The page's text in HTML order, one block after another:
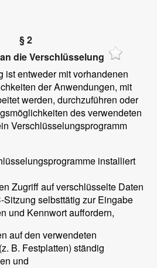
§ 2
die Verschlüsselung
ist entweder mit vorhandenen
der Anwendungen, mit
werden, durchzuführen oder
des verwendeten
Verschlüsselungsprogramm
installiert
Zugriff auf verschlüsselte Daten
selbsttätig zur Eingabe
und Kennwort auffordern,
auf den verwendeten
B. Festplatten) ständig
und